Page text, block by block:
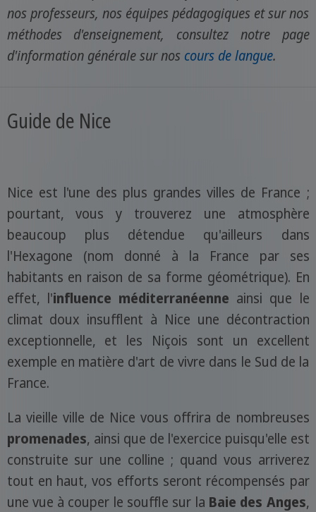
nos professeurs, nos équipes pédagogiques et sur nos
méthodes d'enseignement, consultez notre page
d'information générale sur nos cours de langue.
Guide de Nice
Nice est l'une des plus grandes villes de France ;
pourtant, vous y trouverez une atmosphère
beaucoup plus détendue qu'ailleurs dans
l'Hexagone (nom donné à la France par ses
habitants en raison de sa forme géométrique). En
effet, l'influence méditerranéenne ainsi que le
climat doux insufflent à Nice une décontraction
exceptionnelle, et les Niçois sont un excellent
exemple en matière d'art de vivre dans le Sud de la
France.
La vieille ville de Nice vous offrira de nombreuses
promenades, ainsi que de l'exercice puisqu'elle est
construite sur une colline ; quand vous arriverez
tout en haut, vos efforts seront récompensés par
une vue à couper le souffle sur la Baie des Anges,